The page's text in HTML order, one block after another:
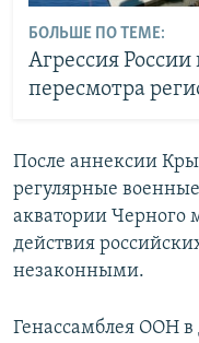
БОЛЬШЕ ПО ТЕМЕ:
Агрессия
пересмотра
После аннексии
регулярные
акватории Черного
действия
незаконными.
Генассамблея ООН в